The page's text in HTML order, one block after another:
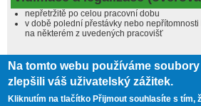
nepřetržitě po celou pracovní dobu
v době polední přestávky nebo
na některém z uvedených pracovišť
Další podrobnější informace lze získatZDEnebo
Czech POINT.
Na tomto webu používáme
zlepšili váš uživatelský zážitek.
Kliknutím na tlačítko Přijmout souhlasíte s tím,